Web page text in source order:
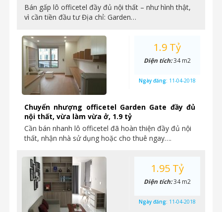
Bán gấp lô officetel đầy đủ nội thất – như hình thật,
vì cần tiền đầu tư Địa chỉ: Garden…
Chuyển nhượng officetel Garden Gate đầy đủ
nội thất, vừa làm vừa ở, 1.9 tỷ
Cần bán nhanh lô officetel đã hoàn thiện đầy đủ nội
thất, nhận nhà sử dụng hoặc cho thuê ngay….
1.9 Tỷ
Diện tích:34 m2
Ngày đăng: 11-04-2018
1.95 Tỷ
Diện tích:34 m2
Ngày đăng: 11-04-2018